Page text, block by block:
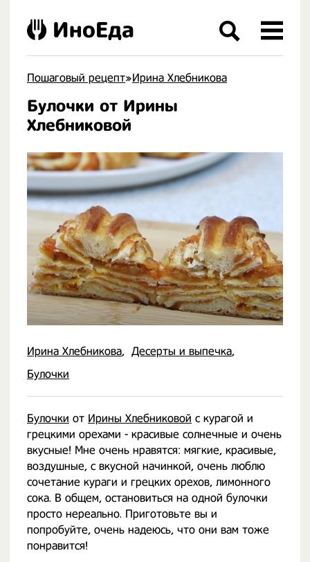
Пошаговый рецепт»Ирина Хлебникова
Булочки от Ирины
Хлебниковой
Ирина Хлебникова
Десерты и выпечка
Булочки
Булочки от Ирины Хлебниковой с курагой и
грецкими орехами - красивые солнечные и очень
вкусные! Мне очень нравятся: мягкие, красивые,
воздушные, с вкусной начинкой, очень люблю
сочетание кураги и грецких орехов, лимонного
сока. В общем, остановиться на одной булочки
просто нереально. Приготовьте вы и
попробуйте, очень надеюсь, что они вам тоже
понравится!
ИноЕда